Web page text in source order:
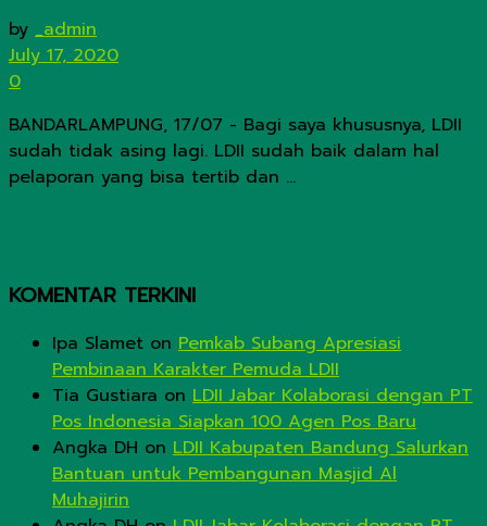
by _admin
July 17, 2020
0
BANDARLAMPUNG, 17/07 - Bagi saya khususnya, LDII
sudah tidak asing lagi. LDII sudah baik dalam hal
pelaporan yang bisa tertib dan ...
KOMENTAR TERKINI
Ipa Slamet on Pemkab Subang Apresiasi
Pembinaan Karakter Pemuda LDII
Tia Gustiara on LDII Jabar Kolaborasi dengan PT
Pos Indonesia Siapkan 100 Agen Pos Baru
Angka DH on LDII Kabupaten Bandung Salurkan
Bantuan untuk Pembangunan Masjid Al
Muhajirin